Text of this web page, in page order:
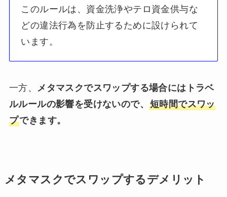
このルールは、資金洗浄やテロ資金供与な
どの違法行為を防止するために設けられて
います。
一方、 メタマスクでスワップする場合にはトラベ
ルルールの影響を受けないので、 短時間でスワッ
プできます。
メタマスクでスワップするデメリット